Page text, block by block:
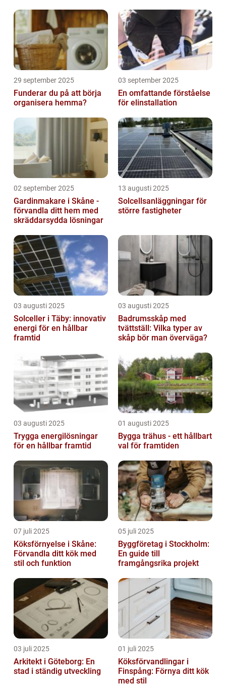
29 september 2025
Funderar du på att börja
organisera hemma?
03 september 2025
En omfattande förståelse
för elinstallation
02 september 2025
Gardinmakare i Skåne -
förvandla ditt hem med
skräddarsydda lösningar
13 augusti 2025
Solcellsanläggningar för
större fastigheter
03 augusti 2025
Solceller i Täby: innovativ
energi för en hållbar
framtid
03 augusti 2025
Badrumsskåp med
tvättställ: Vilka typer av
skåp bör man överväga?
03 augusti 2025
Trygga energilösningar
för en hållbar framtid
01 augusti 2025
Bygga trähus - ett hållbart
val för framtiden
07 juli 2025
Köksförnyelse i Skåne:
Förvandla ditt kök med
stil och funktion
05 juli 2025
Byggföretag i Stockholm:
En guide till
framgångsrika projekt
03 juli 2025
Arkitekt i Göteborg: En
stad i ständig utveckling
01 juli 2025
Köksförvandlingar i
Finspång: Förnya ditt kök
med stil